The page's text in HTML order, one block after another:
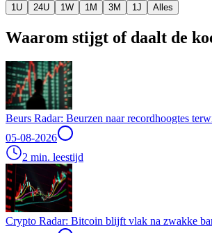
1U 24U 1W 1M 3M 1J Alles
Waarom stijgt of daalt de
Beurs Radar: Beurzen naar recordhoogtes
05-08-2026
2 min. leestijd
Crypto Radar: Bitcoin blijft vlak na zwakke